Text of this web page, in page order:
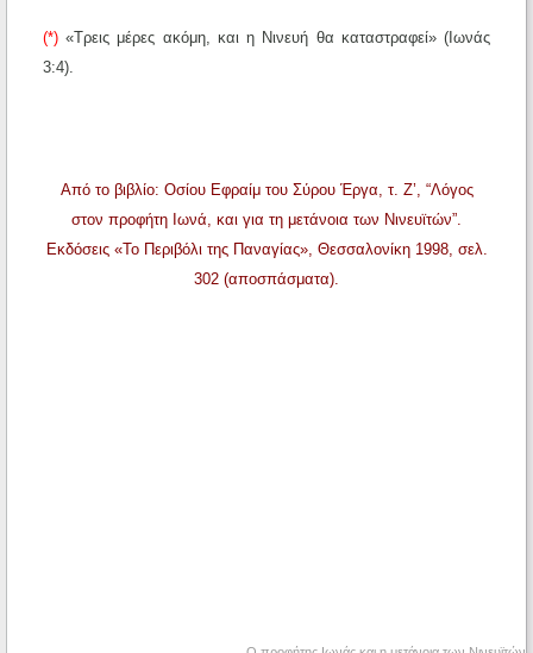
(*) «Τρεις μέρες ακόμη, και η Νινευή θα καταστραφεί» (Ιωνάς
3:4).
Από το βιβλίο: Οσίου Εφραίμ του Σύρου Έργα, τ. Ζ’, “Λόγος
στον προφήτη Ιωνά, και για τη μετάνοια των Νινευϊτών”.
Εκδόσεις «Το Περιβόλι της Παναγίας», Θεσσαλονίκη 1998, σελ.
302 (αποσπάσματα).